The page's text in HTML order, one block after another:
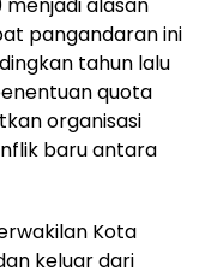
pangandaran ini
tahun lalu
quota
organisasi
baru antara
Kota
keluar dari